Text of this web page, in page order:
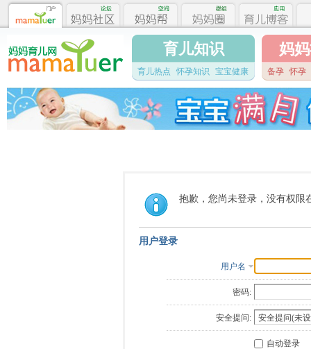
育儿知识
育儿热点 怀孕知识 宝宝健康
妈
备孕 怀孕
抱歉，您尚未登录，没有权限
用户登录
用户名
密码:
安全提问:
自动登录